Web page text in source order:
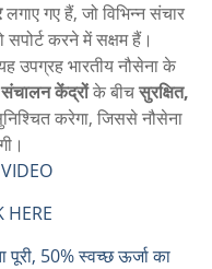
लगाए गए हैं, जो विभिन्न संचार
करने में सक्षम हैं।
उपग्रह भारतीय नौसेना के
संचालन केंद्रोंके बीचसुरक्षित,
करेगा, जिससे नौसेना
HERE
पूरी, 50% स्वच्छ ऊर्जा का